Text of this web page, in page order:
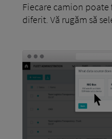
Fiecare camion
diferit. Vă rugăm să